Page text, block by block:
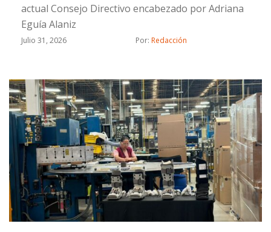
actual Consejo Directivo encabezado por Adriana
Eguía Alaniz
Julio 31, 2026 Por: Redacción